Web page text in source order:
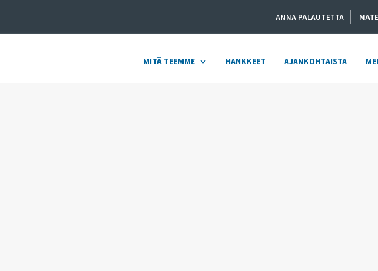
ANNA PALAUTETTA
MITÄ TEEMME HANKKEET AJANKOHTAISTA